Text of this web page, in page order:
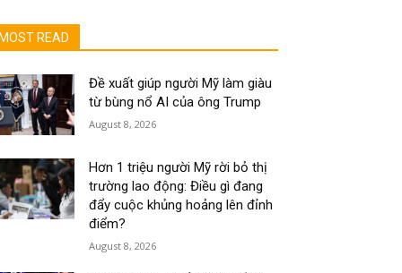
MOST READ
Đề xuất giúp người Mỹ làm giàu
từ bùng nổ AI của ông Trump
August 8, 2026
Hơn 1 triệu người Mỹ rời bỏ thị
trường lao động: Điều gì đang
đẩy cuộc khủng hoảng lên đỉnh
điểm?
August 8, 2026